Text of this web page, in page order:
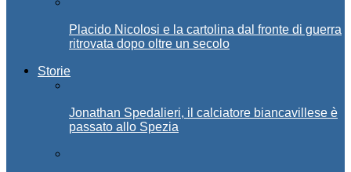
Placido Nicolosi e la cartolina dal fronte di guerra
ritrovata dopo oltre un secolo
Storie
Jonathan Spedalieri, il calciatore biancavillese è
passato allo Spezia